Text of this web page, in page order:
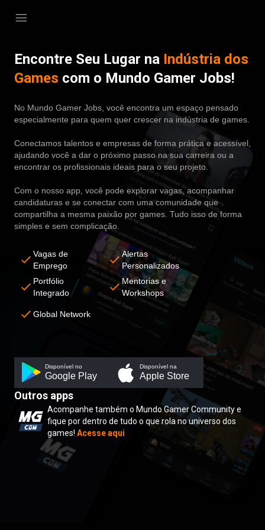
Encontre Seu Lugar na Indústria dos
Games com o Mundo Gamer Jobs!
No Mundo Gamer Jobs, você encontra um espaço pensado
especialmente para quem quer crescer na indústria de games.
Conectamos talentos e empresas de forma prática e acessível,
ajudando você a dar o próximo passo na sua carreira ou a
encontrar os profissionais ideais para o seu projeto.
Com o nosso app, você pode explorar vagas, acompanhar
candidaturas e se conectar com uma comunidade que
compartilha a mesma paixão por games. Tudo isso de forma
simples e sem complicação.
Vagas de
Emprego
Alertas
Personalizados
Portfólio
Integrado
Mentorias e
Workshops
Global Network
Disponível no
Google Play
Disponível na
Apple Store
Outros apps
Acompanhe também o Mundo Gamer Community e
fique por dentro de tudo o que rola no universo dos
games! Acesse aqui